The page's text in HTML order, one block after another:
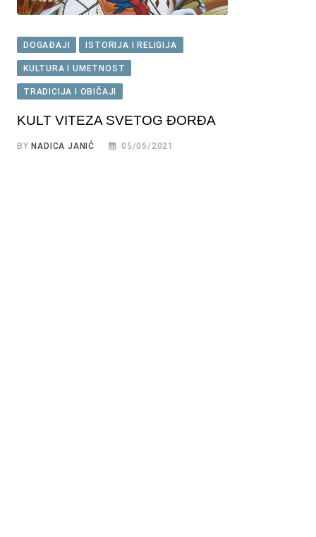
DOGAĐAJI ISTORIJA I RELIGIJA
KULTURA I UMETNOST
TRADICIJA I OBIČAJI
KULT VITEZA SVETOG ĐORĐA
BYNADICA JANIĆ 05/05/2021